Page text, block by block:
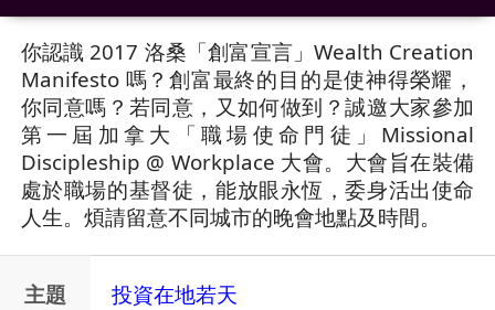
你認識 2017 洛桑「創富宣言」Wealth Creation
Manifesto 嗎？創富最終的目的是使神得榮耀，
你同意嗎？若同意，又如何做到？誠邀大家參加
第一屆加拿大「職場使命門徒」Missional
Discipleship @ Workplace 大會。大會旨在裝備
處於職場的基督徒，能放眼永恆，委身活出使命
人生。煩請留意不同城市的晚會地點及時間。
主題 投資在地若天